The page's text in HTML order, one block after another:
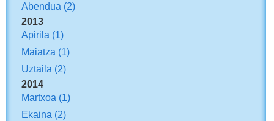
Abendua (2)
2013
Apirila (1)
Maiatza (1)
Uztaila (2)
2014
Martxoa (1)
Ekaina (2)